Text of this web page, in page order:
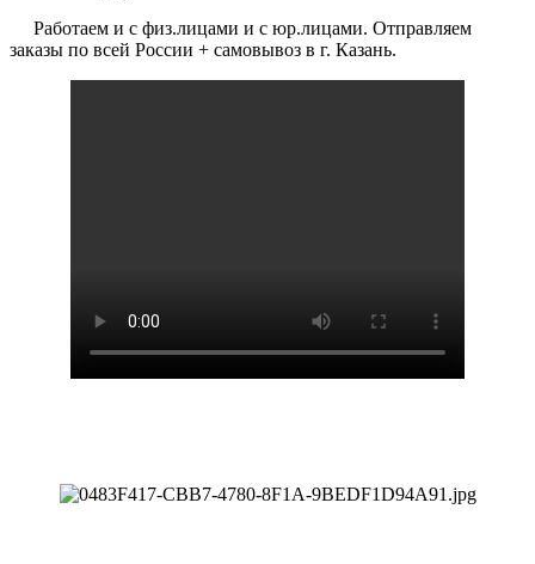
Работаем и с физ.лицами и с юр.лицами. Отправляем
заказы по всей России + самовывоз в г. Казань.